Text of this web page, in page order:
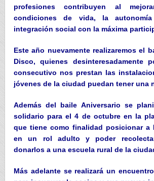
profesiones contribuyen al
condiciones de vida, la
integración social con la máxima
Este año nuevamente realizaremos el
Disco, quienes desinteresadamente
consecutivo nos prestan las
jóvenes de la ciudad puedan tener una
Además del baile Aniversario se
solidario para el 4 de octubre en la
que tiene como finalidad posicionar a
en un rol adulto y poder
donarlos a una escuela rural de la
Más adelante se realizará un